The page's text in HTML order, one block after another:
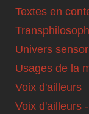
Textes en
Univers
Usages de la
Voix d'ailleurs
Voix d'ailleurs